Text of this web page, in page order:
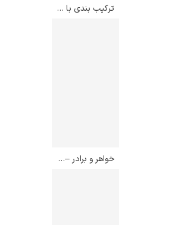
ترکیب بندی با رنگ آبی – پیت موندریان
خواهر و برادر – ادوارد هنری پوتاست